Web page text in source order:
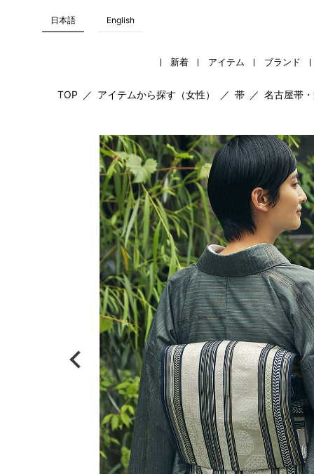
日本語 English
新着 アイテム ブランド
TOP ／ アイテムから探す（女性） ／ 帯 ／ 名古屋帯